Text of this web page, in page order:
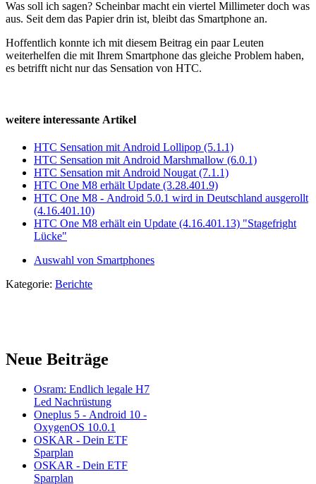
Was soll ich sagen? Scheinbar macht ein viertel Millimeter doch was
aus. Seit dem das Papier drin ist, bleibt das Smartphone an.
Hoffentlich konnte ich mit diesem Beitrag ein paar Leuten
weiterhelfen die mit Ihrem Smartphone das gleiche Problem haben,
es betrifft nicht nur das Sensation von HTC.
weitere interessante Artikel
HTC Sensation mit Android Lollipop (5.1.1)
HTC Sensation mit Android Marshmallow (6.0.1)
HTC Sensation mit Android Nougat (7.1.1)
HTC One M8 erhält Update (3.28.401.9)
HTC One M8 - Android 5.0.1 wird in Deutschland ausgerollt
(4.16.401.10)
HTC One M8 erhält ein Update (4.16.401.13) "Stagefright
Lücke"
Auswahl von Smartphones
Kategorie: Berichte
Neue Beiträge
Osram: Endlich legale H7
Led Nachrüstung
Oneplus 5 - Android 10 -
OxygenOS 10.0.1
OSKAR - Dein ETF
Sparplan
OSKAR - Dein ETF
Sparplan